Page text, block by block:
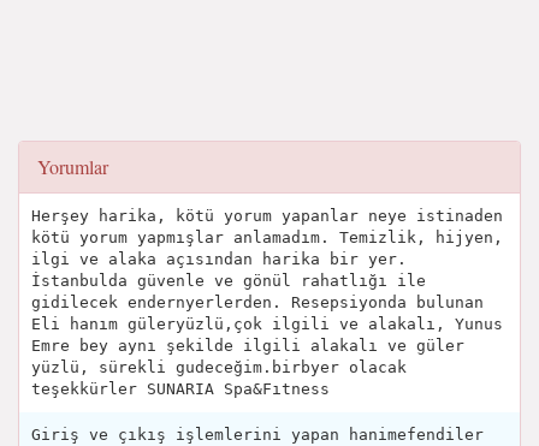
Yorumlar
Herşey harika, kötü yorum yapanlar neye istinaden
kötü yorum yapmışlar anlamadım. Temizlik, hijyen,
ilgi ve alaka açısından harika bir yer.
İstanbulda güvenle ve gönül rahatlığı ile
gidilecek endernyerlerden. Resepsiyonda bulunan
Eli hanım güleryüzlü,çok ilgili ve alakalı, Yunus
Emre bey aynı şekilde ilgili alakalı ve güler
yüzlü, sürekli gudeceğim.birbyer olacak
teşekkürler SUNARIA Spa&Fıtness
Giriş ve çıkış işlemlerini yapan hanimefendiler